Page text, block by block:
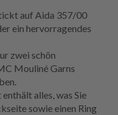
auf Aida 357/00
ein hervorragendes
zwei schön
Mouliné Garns
enthält alles, was Sie
sowie einen Ring